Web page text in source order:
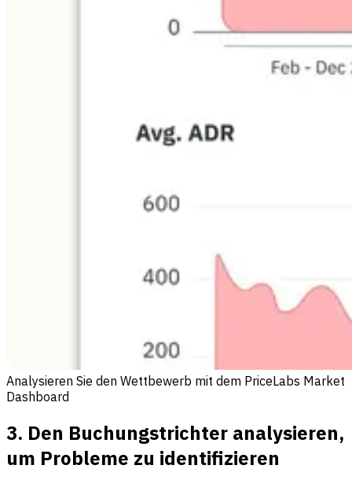
Analysieren Sie den Wettbewerb mit dem PriceLabs Market
Dashboard
3. Den Buchungstrichter analysieren,
um Probleme zu identifizieren